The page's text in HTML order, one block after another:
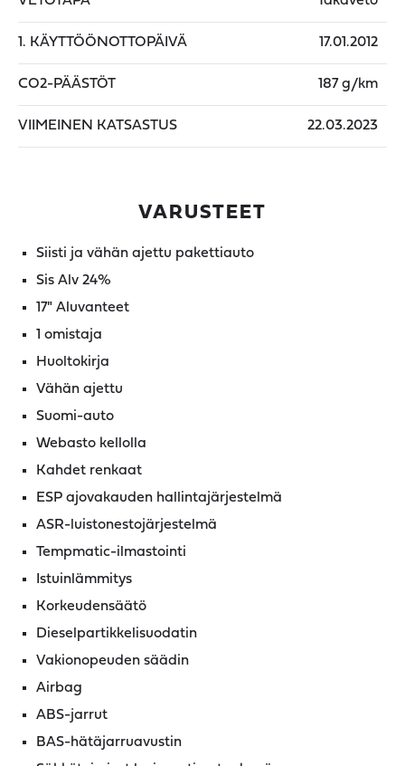
1. KÄYTTÖÖNOTTOPÄIVÄ 17.01.2012
CO2-PÄÄSTÖT 187 g/km
VIIMEINEN KATSASTUS 22.03.2023
VARUSTEET
Siisti ja vähän ajettu pakettiauto
Sis Alv 24%
17" Aluvanteet
1 omistaja
Huoltokirja
Vähän ajettu
Suomi-auto
Webasto kellolla
Kahdet renkaat
ESP ajovakauden hallintajärjestelmä
ASR-luistonestojärjestelmä
Tempmatic-ilmastointi
Istuinlämmitys
Korkeudensäätö
Dieselpartikkelisuodatin
Vakionopeuden säädin
Airbag
ABS-jarrut
BAS-hätäjarruavustin